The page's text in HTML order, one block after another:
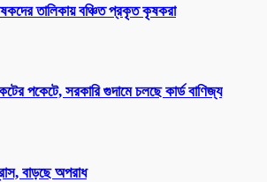
তালিকায় বঞ্চিত প্রকৃত কৃষকরা
পকেটে, সরকারি গুদামে চলছে কার্ড বাণিজ্য
বাড়ছে অপরাধ